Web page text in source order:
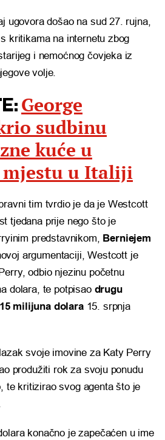
ugovora došao na sud 27. rujna,
kritikama na internetu zbog
i nemoćnog čovjeka iz
volje.
George
sudbinu
kuće u
mjestu u Italiji
tim tvrdio je da je Westcott
tjedana prije nego što je
predstavnikom, Berniejem
argumentaciji, Westcott je
odbio njezinu početnu
dolara, te potpisaodrugu
milijuna dolara15. srpnja
svoje imovine za Katy Perry
produžiti rok za svoju ponudu
te kritizirao svog agenta što je
konačno je zapečaćen u ime